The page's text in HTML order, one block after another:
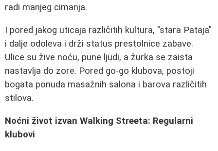
radi manjeg cimanja.
I pored jakog uticaja različitih kultura, "stara Pataja"
i dalje odoleva i drži status prestolnice zabave.
Ulice su žive noću, pune ljudi, a žurka se zaista
nastavlja do zore. Pored go-go klubova, postoji
bogata ponuda masažnih salona i barova različitih
stilova.
Noćni život izvan Walking Streeta: Regularni
klubovi